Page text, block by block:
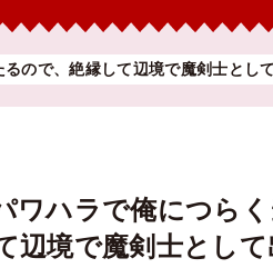
ので、絶縁して辺境で魔剣士とし
ワハラで俺につらく
辺境で魔剣士として